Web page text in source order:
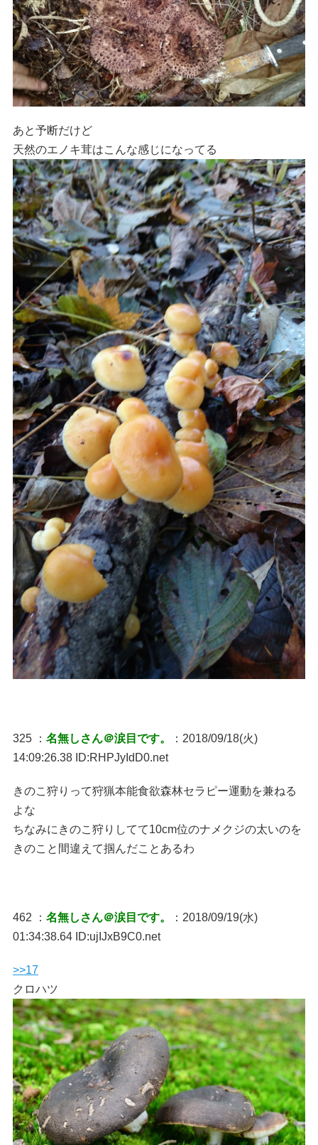
あと予断だけど
天然のエノキ茸はこんな感じになってる
325 ： 名無しさん＠涙目です。
：2018/09/18(火)
14:09:26.38 ID:RHPJyIdD0.net
きのこ狩りって狩猟本能食欲森林セラピー運動を兼ねる
よな
ちなみにきのこ狩りしてて10cm位のナメクジの太いのを
きのこと間違えて掴んだことあるわ
462 ： 名無しさん＠涙目です。
：2018/09/19(水)
01:34:38.64 ID:ujIJxB9C0.net
>>17
クロハツ